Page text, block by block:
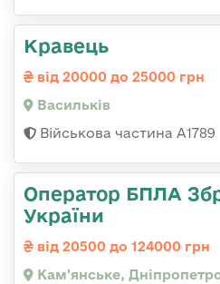
Кравець
від 20000 до 25000 грн
Васильків
Військова частина А1789
Оператор БПЛА
України
від 20500 до 124000 грн
Кам'янське,